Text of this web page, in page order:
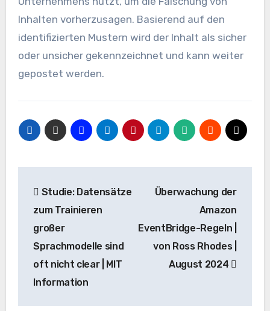
Inhalten vorherzusagen. Basierend auf den
identifizierten Mustern wird der Inhalt als sicher
oder unsicher gekennzeichnet und kann weiter
gepostet werden.
Navigation
Studie: Datensätze
zum Trainieren
großer
Sprachmodelle sind
oft nicht clear | MIT
Information
Überwachung der
Amazon
EventBridge-Regeln |
von Ross Rhodes |
August 2024